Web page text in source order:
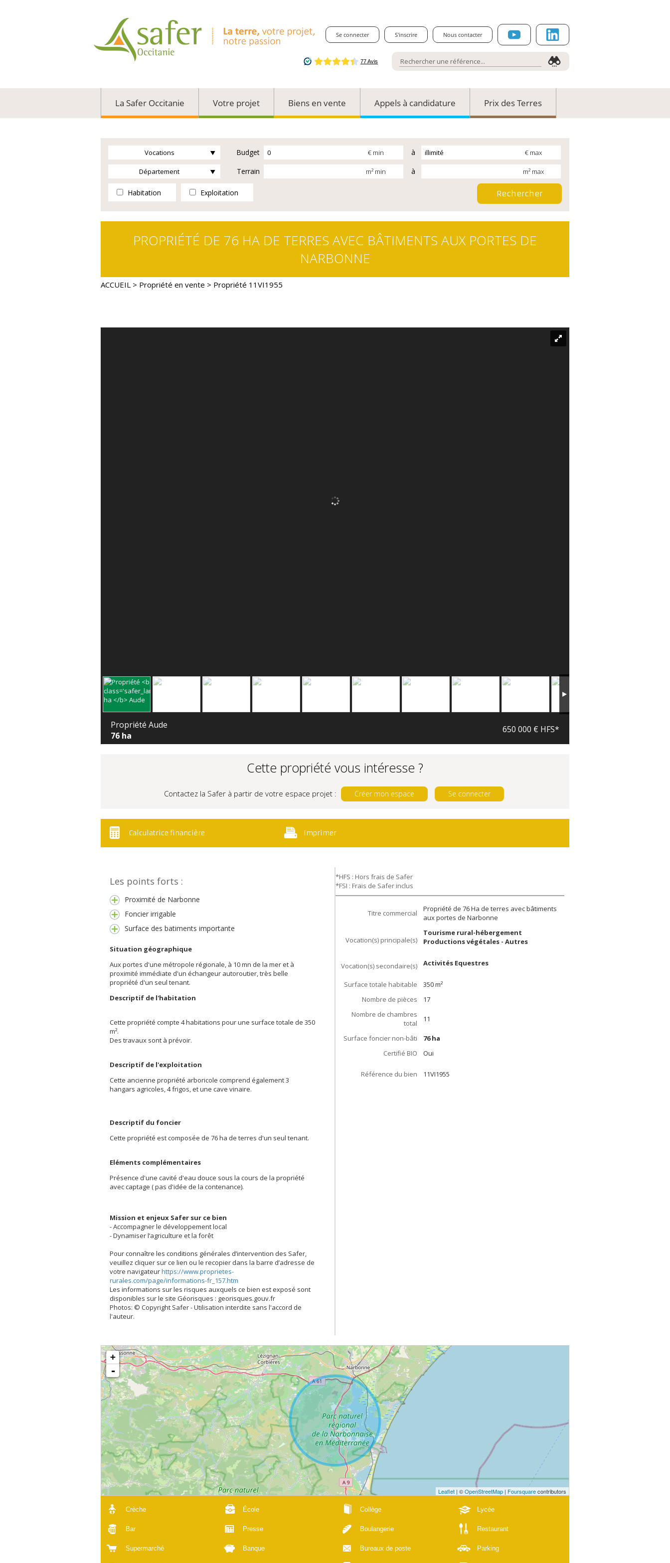
Se connecter S'inscrire Nous contacter
La Safer Occitanie Votre projet Biens en vente Appels à candidature Prix des Terres
Vocations
Département
Budget € min à € max
Terrain m² min à m² max
Habitation Exploitation
PROPRIÉTÉ DE 76 HA DE TERRES AVEC BÂTIMENTS AUX PORTES DE
NARBONNE
ACCUEIL > Propriété en vente > Propriété 11VI1955
Propriété Aude
76 ha
650 000 € HFS*
Cette propriété vous intéresse ?
Contactez la Safer à partir de votre espace projet : Créer mon espace Se connecter
Calculatrice financière Imprimer
Les points forts :
Proximité de Narbonne
Foncier irrigable
Surface des batiments importante
Situation géographique
Aux portes d'une métropole régionale, à 10 mn de la mer et à
proximité immédiate d'un échangeur autoroutier, très belle
propriété d'un seul tenant.
Descriptif de l'habitation
Cette propriété compte 4 habitations pour une surface totale de 350
m².
Des travaux sont à prévoir.
Descriptif de l'exploitation
Cette ancienne propriété arboricole comprend également 3
hangars agricoles, 4 frigos, et une cave vinaire.
Descriptif du foncier
Cette propriété est composée de 76 ha de terres d'un seul tenant.
Eléments complémentaires
Présence d'une cavité d'eau douce sous la cours de la propriété
avec captage ( pas d'idée de la contenance).
Mission et enjeux Safer sur ce bien
- Accompagner le développement local
- Dynamiser l’agriculture et la forêt
Pour connaître les conditions générales d’intervention des Safer,
veuillez cliquer sur ce lien ou le recopier dans la barre d’adresse de
votre navigateurhttps://www.proprietes-
rurales.com/page/informations-fr_157.htm
Les informations sur les risques auxquels ce bien est exposé sont
disponibles sur le site Géorisques : georisques.gouv.fr
Photos: © Copyright Safer - Utilisation interdite sans l'accord de
l'auteur.
*HFS : Hors frais de Safer
*FSI : Frais de Safer inclus
Titre commercial
Propriété de 76 Ha de terres avec bâtiments
aux portes de Narbonne
Vocation(s) principale(s)
Tourisme rural-hébergement
Productions végétales - Autres
Vocation(s) secondaire(s) Activités Equestres
Surface totale habitable 350m²
Nombre de pièces
17
Nombre de chambres
total
11
Surface foncier non-bâti
76 ha
Certifié BIO
Oui
Référence du bien 11VI1955
+
-
Leaflet | ©OpenStreetMap | Foursquarecontributors
Crèche École Collège Lycée
Bar Presse Boulangerie Restaurant
Supermarché Banque Bureaux de poste Parking